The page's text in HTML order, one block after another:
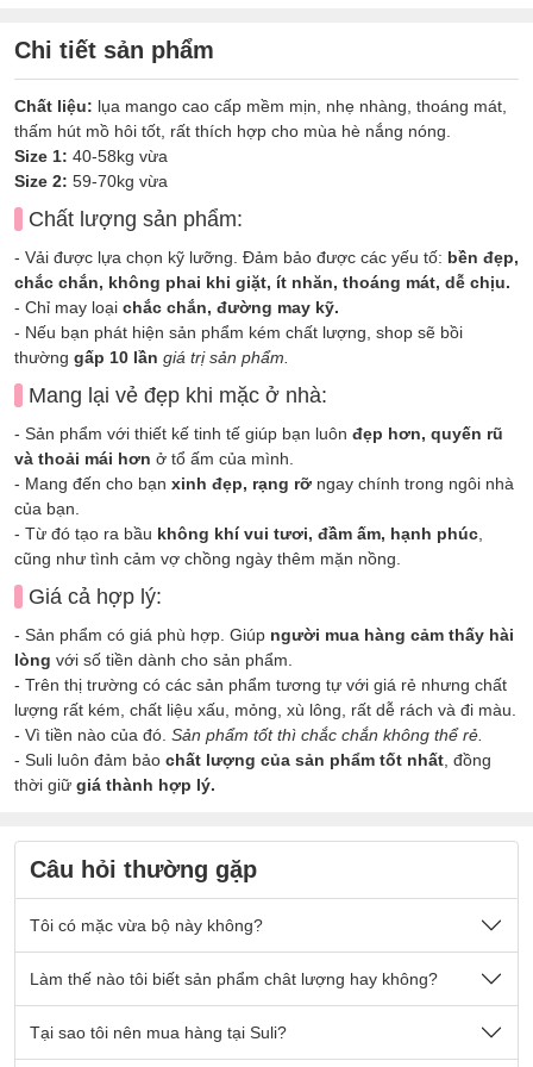
Chi tiết sản phẩm
Chất liệu: lụa mango cao cấp mềm mịn, nhẹ nhàng, thoáng mát,
thấm hút mồ hôi tốt, rất thích hợp cho mùa hè nắng nóng.
Size 1: 40-58kg vừa
Size 2: 59-70kg vừa
Chất lượng sản phẩm:
- Vải được lựa chọn kỹ lưỡng. Đảm bảo được các yếu tố: bền đẹp,
chắc chắn, không phai khi giặt, ít nhăn, thoáng mát, dễ chịu.
- Chỉ may loại chắc chắn, đường may kỹ.
- Nếu bạn phát hiện sản phẩm kém chất lượng, shop sẽ bồi
thường gấp 10 lần giá trị sản phẩm.
Mang lại vẻ đẹp khi mặc ở nhà:
- Sản phẩm với thiết kế tinh tế giúp bạn luôn đẹp hơn, quyến rũ
và thoải mái hơn ở tổ ấm của mình.
- Mang đến cho bạn xinh đẹp, rạng rỡ ngay chính trong ngôi nhà
của bạn.
- Từ đó tạo ra bầu không khí vui tươi, đầm ấm, hạnh phúc
cũng như tình cảm vợ chồng ngày thêm mặn nồng.
Giá cả hợp lý:
- Sản phẩm có giá phù hợp. Giúp người mua hàng cảm thấy hài
lòng với số tiền dành cho sản phẩm.
- Trên thị trường có các sản phẩm tương tự với giá rẻ nhưng chất
lượng rất kém, chất liệu xấu, mỏng, xù lông, rất dễ rách và đi màu.
- Vì tiền nào của đó. Sản phẩm tốt thì chắc chắn không thể rẻ.
- Suli luôn đảm bảo chất lượng của sản phẩm tốt nhất , đồng
thời giữ giá thành hợp lý.
Câu hỏi thường gặp
Tôi có mặc vừa bộ này không?
Nếu quý khách có cân nặng nằm trong số kg ở mô tả sản
phẩm thì sẽ mặc vừa đẹp ạ.
Sản phẩm được thiết kế thoải mái phù hợp cho tất cả mọi
Làm thế nào tôi biết sản phẩm chât lượng hay không?
- Chất vải tại Suli luôn làchất vải loại 1 cao cấp
chọn kỹ lưỡng. Đảm bảo các yếu tố:bền đẹp, không xù lông,
Tại sao tôi nên mua hàng tại Suli?